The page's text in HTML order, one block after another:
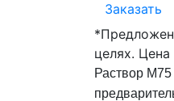
Заказать
целях.
Раствор М75